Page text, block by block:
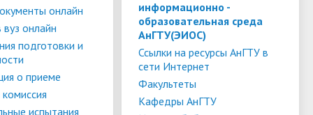
Финансово-хозяйственная
деятельность
Организация питания в
образовательной организации
Информация Министерства науки и
высшего образования РФ
Международное сотрудничество
Информационная поддержка
платной основе
Для поступающих из ДНР, ЛНР,
Запорожской области и
Херсонской области
онлайн
онлайн
подготовки и
о приеме
испытания
информационно -
образовательная среда
АнГТУ(ЭИОС)
Ссылки на ресурсы АнГТУ в
сети Интернет
Факультеты
Кафедры АнГТУ